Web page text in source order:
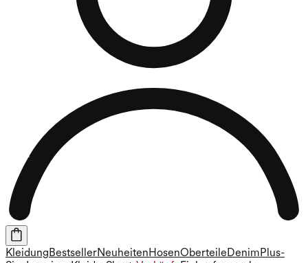
Kleidung BestsellerNeuheiten HosenOberteile Denim Plus-